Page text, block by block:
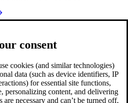
consent
cookies (and similar technologies)
data (such as device identifiers, IP
for essential site functions,
personalizing content, and delivering
are necessary and can’t be turned off,